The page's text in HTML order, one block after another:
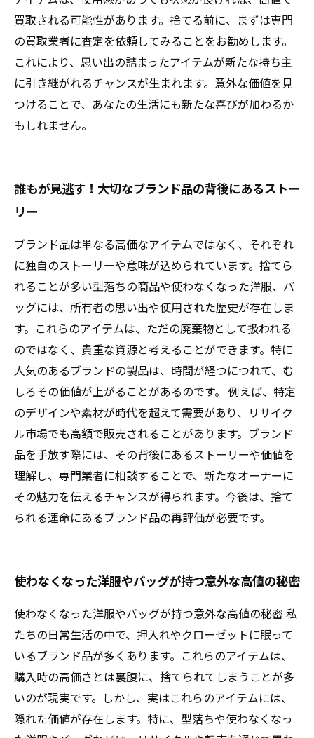
買取される可能性があります。捨てる前に、まずは専門
の買取業者に査定を依頼してみることをお勧めします。
これにより、思い出の詰まったアイテムが新たな持ち主
に引き継がれるチャンスが生まれます。意外な価値を見
つけることで、あなたの生活にも新たな喜びが加わるか
もしれません。
誰もが見逃す！大切なブランド品の背後にあるストー
リー
ブランド品は単なる高価なアイテムではなく、それぞれ
に独自のストーリーや意味が込められています。捨てら
れることが多い型落ちの商品や使わなくなった洋服、バ
ッグには、所有者の思い出や使用された歴史が存在しま
す。これらのアイテムは、ただの廃棄物として扱われる
のではなく、貴重な資源と考えることができます。特に
人気のあるブランドの製品は、時間が経つにつれて、む
しろその価値が上がることがあるのです。 例えば、特定
のデザインや素材が時代を超えて需要があり、リサイク
ル市場でも高額で販売されることがあります。ブランド
品を手放す際には、その背後にあるストーリーや価値を
理解し、専門業者に相談することで、新たなオーナーに
その魅力を伝えるチャンスが得られます。今後は、捨て
られる運命にあるブランド品の再評価が必要です。
使わなくなった洋服やバッグが持つ意外な高値の秘密
使わなくなった洋服やバッグが持つ意外な高値の秘密 私
たちの日常生活の中で、押入れやクローゼットに眠って
いるブランド品が多くあります。これらのアイテムは、
購入時の高価さとは裏腹に、捨てられてしまうことが多
いのが現実です。しかし、実はこれらのアイテムには、
隠れた価値が存在します。特に、型落ちや使わなくなっ